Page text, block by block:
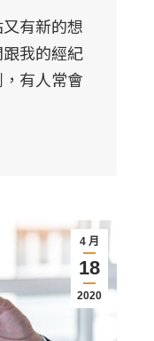
有新的想
我的經紀
有人常會
4 月
18
2020